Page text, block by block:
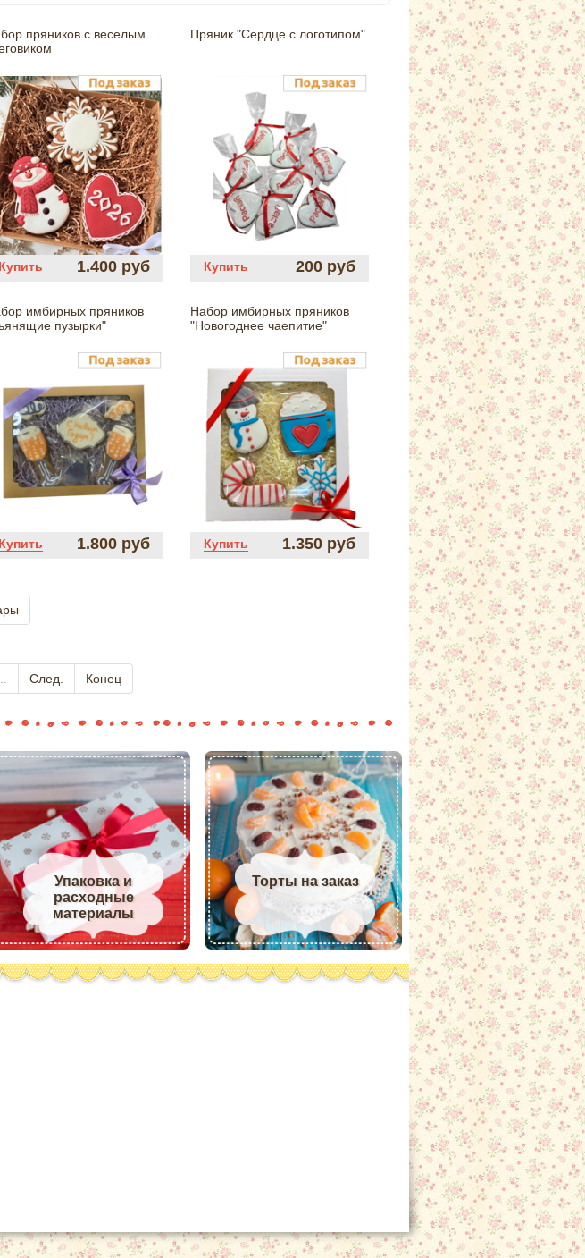
пряников с веселым
Купить 1.400 руб
Пряник "Сердце с логотипом"
Купить 200 руб
имбирных пряников
пузырки"
Купить 1.800 руб
Набор имбирных пряников
"Новогоднее чаепитие"
Купить 1.350 руб
След. Конец
Упаковка и
расходные
материалы
Торты на заказ